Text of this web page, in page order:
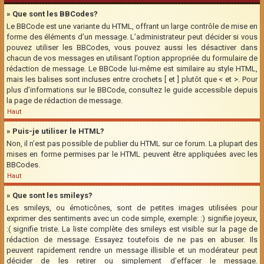
» Que sont les BBCodes?
Le BBCode est une variante du HTML, offrant un large contrôle de mise en
forme des éléments d’un message. L’administrateur peut décider si vous
pouvez utiliser les BBCodes, vous pouvez aussi les désactiver dans
chacun de vos messages en utilisant l’option appropriée du formulaire de
rédaction de message. Le BBCode lui-même est similaire au style HTML,
mais les balises sont incluses entre crochets [ et ] plutôt que < et >. Pour
plus d’informations sur le BBCode, consultez le guide accessible depuis
la page de rédaction de message.
Haut
» Puis-je utiliser le HTML?
Non, il n’est pas possible de publier du HTML sur ce forum. La plupart des
mises en forme permises par le HTML peuvent être appliquées avec les
BBCodes.
Haut
» Que sont les smileys?
Les smileys, ou émoticônes, sont de petites images utilisées pour
exprimer des sentiments avec un code simple, exemple: :) signifie joyeux,
:( signifie triste. La liste complète des smileys est visible sur la page de
rédaction de message. Essayez toutefois de ne pas en abuser. Ils
peuvent rapidement rendre un message illisible et un modérateur peut
décider de les retirer ou simplement d’effacer le message.